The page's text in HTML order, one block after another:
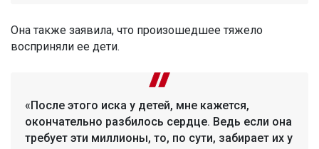
Она также заявила, что произошедшее тяжело
восприняли ее дети.
«После этого иска у детей, мне кажется,
окончательно разбилось сердце. Ведь если она
требует эти миллионы, то, по сути, забирает их у